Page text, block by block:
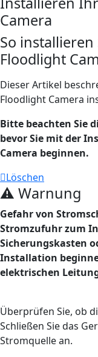
Camera
So
Floodlight
Dieser Artikel
Floodlight Camera
Bitte beachten Sie
bevor Sie mit der
Camera beginnen.
Löschen
⚠ Warnung
Gefahr von
Stromzufuhr zum
Sicherungskasten
Installation
elektrischen
Überprüfen Sie, ob
Schließen Sie das
Stromquelle an.